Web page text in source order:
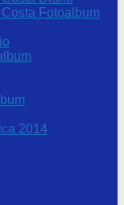
Fotoalbum
2014